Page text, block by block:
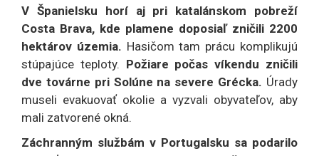
V Španielsku horí aj pri katalánskom pobreží
Costa Brava, kde plamene doposiaľ zničili 2200
hektárov územia. Hasičom tam prácu komplikujú
stúpajúce teploty. Požiare počas víkendu zničili
dve továrne pri Solúne na severe Grécka. Úrady
museli evakuovať okolie a vyzvali obyvateľov, aby
mali zatvorené okná.
Záchranným službám v Portugalsku sa podarilo